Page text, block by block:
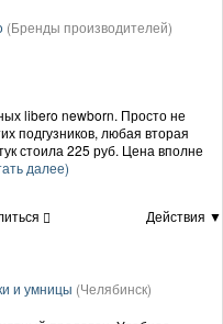
(Бренды производителей)
libero newborn. Просто не
подгузников, любая вторая
стоила 225 руб. Цена вполне
далее)
Действия ▼
и умницы (Челябинск)